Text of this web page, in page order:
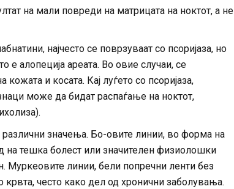
на мали повреди на матрицата на ноктот, а не
најчесто се поврзуваат со псоријаза, но
е алопеција ареата. Во овие случаи, се
и косата. Кај луѓето со псоријаза,
може да бидат распаѓање на ноктот,
различни значења. Бо-овите линии, во форма на
на тешка болест или значителен физиолошки
Муркеовите линии, бели попречни ленти без
често како дел од хронични заболувања.